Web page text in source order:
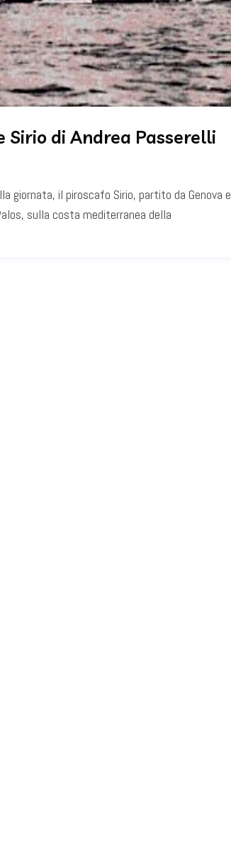
di Andrea Passerelli
giornata, il piroscafo Sirio, partito da Genova e
sulla costa mediterranea della